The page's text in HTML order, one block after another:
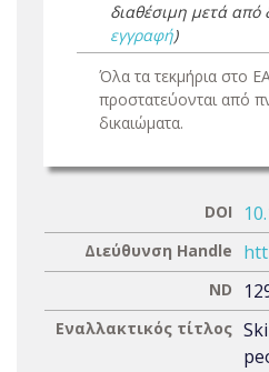
διαθέσιμη μετά από
εγγραφή)
Όλα τα τεκμήρια στο
προστατεύονται από
δικαιώματα.
DOI
Διεύθυνση Handle
ND
Εναλλακτικός τίτλος